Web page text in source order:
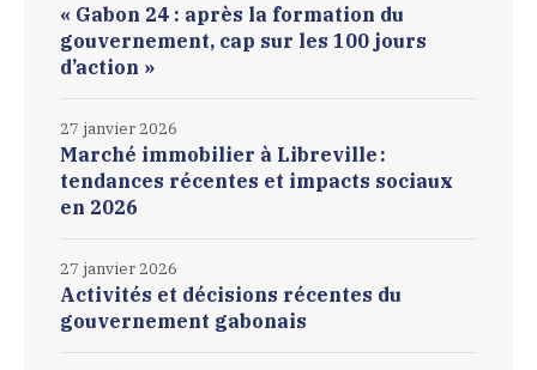
« Gabon 24 : après la formation du
gouvernement, cap sur les 100 jours
d’action »
Marché immobilier à Libreville :
tendances récentes et impacts sociaux
en 2026
27 janvier 2026
Activités et décisions récentes du
gouvernement gabonais
27 janvier 2026